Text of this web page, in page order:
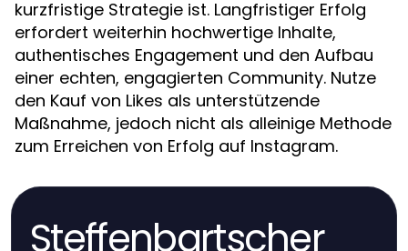
kurzfristige Strategie ist. Langfristiger Erfolg
erfordert weiterhin hochwertige Inhalte,
authentisches Engagement und den Aufbau
einer echten, engagierten Community. Nutze
den Kauf von Likes als unterstützende
Maßnahme, jedoch nicht als alleinige Methode
zum Erreichen von Erfolg auf Instagram.
Steffenbartscher